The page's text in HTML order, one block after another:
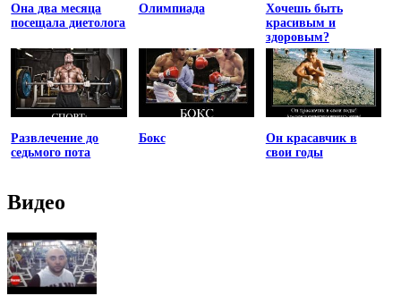
Она два месяца
посещала диетолога
Олимпиада
Хочешь быть
красивым и
здоровым?
Развлечение до
седьмого пота
Бокс
Он красавчик в
свои годы
Видео